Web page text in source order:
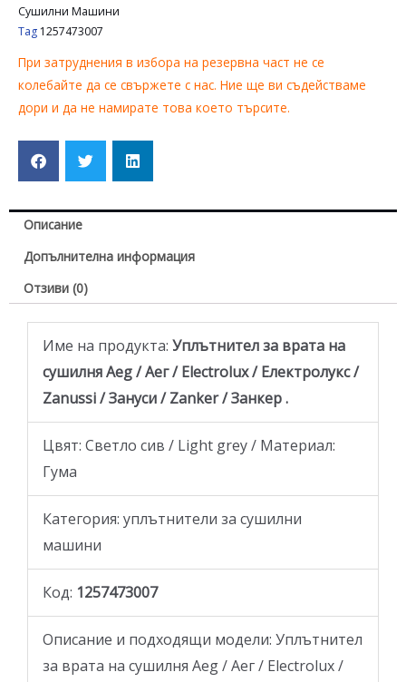
Сушилни Машини
Tag 1257473007
При затруднения в избора на резервна част не се
колебайте да се свържете с нас. Ние ще ви съдействаме
дори и да не намирате това което търсите.
Описание
Допълнителна информация
Отзиви (0)
Име на продукта: Уплътнител за врата на
сушилня Aeg / Аег / Electrolux / Електролукс /
Zanussi / Зануси / Zanker / Занкер .
Цвят: Светло сив / Light grey / Материал:
Гума
Категория: уплътнители за сушилни
машини
Код: 1257473007
Описание и подходящи модели: Уплътнител
за врата на сушилня Aeg / Аег / Electrolux /